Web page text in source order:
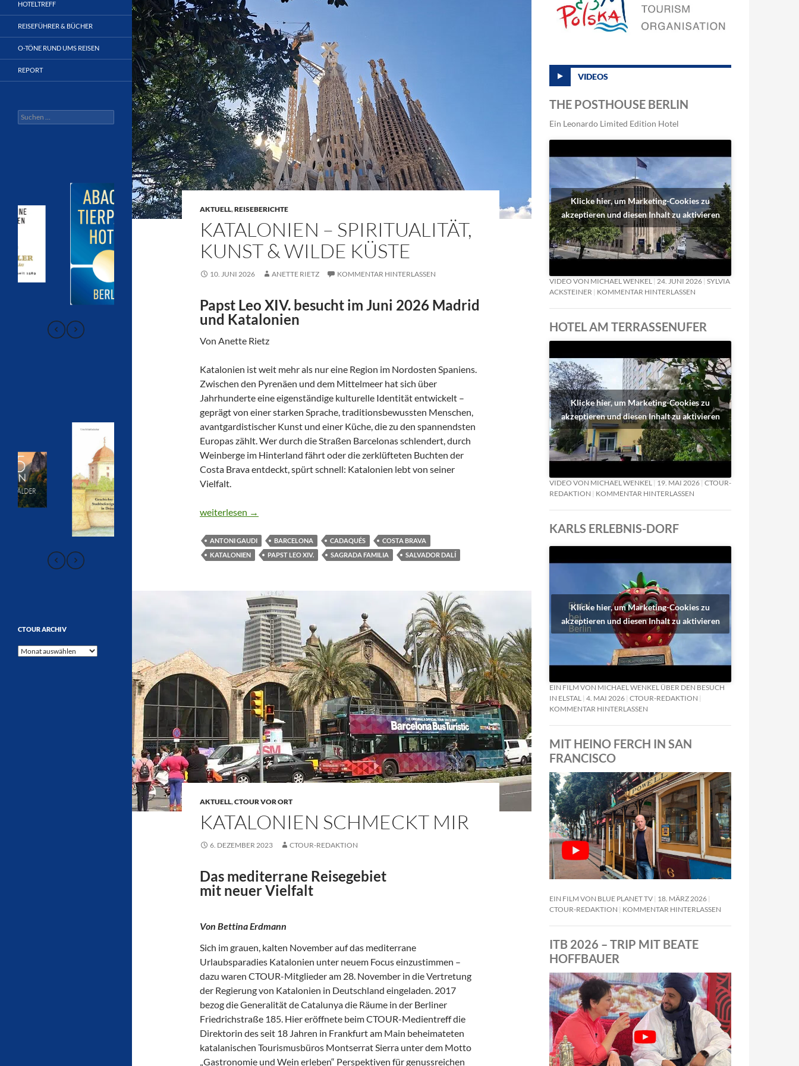
AKTUELL,REISEBERICHTE
KATALONIEN – SPIRITUALITÄT,
KUNST & WILDE KÜSTE
10. JUNI 2026 ANETTE RIETZ KOMMENTAR HINTERLASSEN
Papst Leo XIV. besucht im Juni 2026 Madrid
und Katalonien
Von Anette Rietz
Katalonien ist weit mehr als nur eine Region im Nordosten Spaniens.
Zwischen den Pyrenäen und dem Mittelmeer hat sich über
Jahrhunderte eine eigenständige kulturelle Identität entwickelt –
geprägt von einer starken Sprache, traditionsbewussten Menschen,
avantgardistischer Kunst und einer Küche, die zu den spannendsten
Europas zählt. Wer durch die Straßen Barcelonas schlendert, durch
Weinberge im Hinterland fährt oder die zerklüfteten Buchten der
Costa Brava entdeckt, spürt schnell: Katalonien lebt von seiner
Vielfalt.
KATALONIEN – SPIRITUALITÄT, KUNST & WILDE KÜSTE
weiterlesen →
ANTONI GAUDI BARCELONA CADAQUÉS
COSTA BRAVA
KATALONIEN
PAPST LEO XIV. SAGRADA FAMILIA SALVADOR DALÍ
AKTUELL,CTOUR VOR ORT
KATALONIEN SCHMECKT MIR
6. DEZEMBER 2023 CTOUR-REDAKTION
Das mediterrane Reisegebiet
mit neuer Vielfalt
Von Bettina Erdmann
Sich im grauen, kalten November auf das mediterrane
Urlaubsparadies Katalonien unter neuem Focus einzustimmen –
dazu waren CTOUR-Mitglieder am 28. November in die Vertretung
der Regierung von Katalonien in Deutschland eingeladen. 2017
bezog die Generalität de Catalunya die Räume in der Berliner
Friedrichstraße 185. Hier eröffnete beim CTOUR-Medientreff die
Direktorin des seit 18 Jahren in Frankfurt am Main beheimateten
katalanischen Tourismusbüros Montserrat Sierra unter dem Motto
„Gastronomie und Wein erleben“ Perspektiven für genussreichen
VIDEOS
THE POSTHOUSE BERLIN
Ein Leonardo Limited Edition Hotel
Klicke hier, um Marketing-Cookies zu
akzeptieren und diesen Inhalt zu aktivieren
VIDEO VON MICHAEL WENKEL 24. JUNI 2026 SYLVIA
ACKSTEINER
KOMMENTAR HINTERLASSEN
HOTEL AM TERRASSENUFER
Klicke hier, um Marketing-Cookies zu
akzeptieren und diesen Inhalt zu aktivieren
VIDEO VON MICHAEL WENKEL 19. MAI 2026 CTOUR-
REDAKTION
KOMMENTAR HINTERLASSEN
KARLS ERLEBNIS-DORF
Klicke hier, um Marketing-Cookies zu
akzeptieren und diesen Inhalt zu aktivieren
EIN FILM VON MICHAEL WENKEL ÜBER DEN BESUCH
IN ELSTAL 4. MAI 2026 CTOUR-REDAKTION
KOMMENTAR HINTERLASSEN
MIT HEINO FERCH IN SAN
FRANCISCO
EIN FILM VON BLUE PLANET TV 18. MÄRZ 2026
CTOUR-REDAKTION
KOMMENTAR HINTERLASSEN
ITB 2026 – TRIP MIT BEATE
HOFFBAUER
HOTELTREFF
REISEFÜHRER & BÜCHER
O-TÖNE RUND UMS REISEN
REPORT
Suchen
nach:
CTOUR ARCHIV
CTOUR